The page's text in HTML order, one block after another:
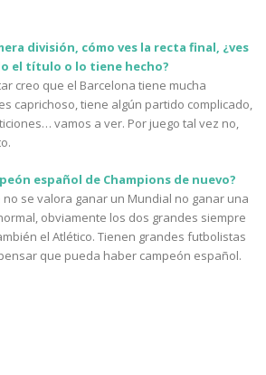
división, cómo ves la recta final, ¿ves
el título o lo tiene hecho?
creo que el Barcelona tiene mucha
caprichoso, tiene algún partido complicado,
vamos a ver. Por juego tal vez no,
español de Champions de nuevo?
no se valora ganar un Mundial no ganar una
obviamente los dos grandes siempre
el Atlético. Tienen grandes futbolistas
que pueda haber campeón español.